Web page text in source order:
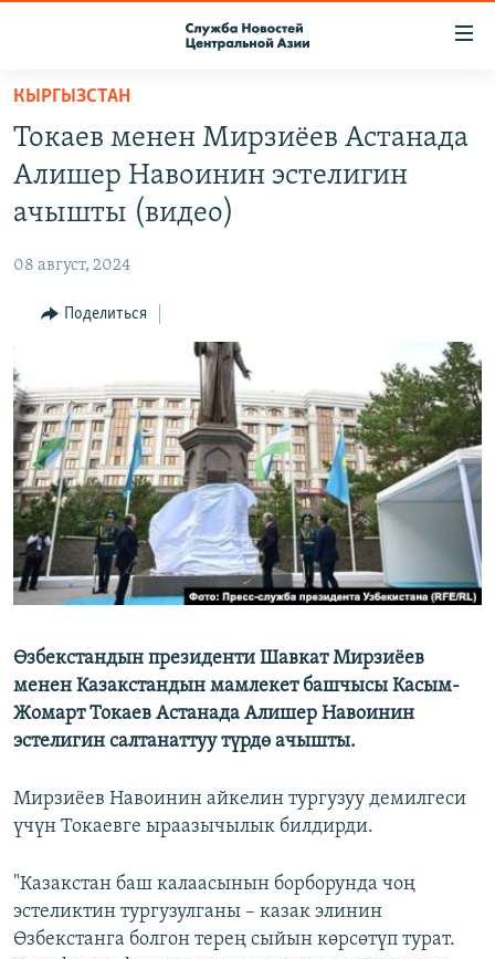
Вернуться
основному
содержанию
главной
навигации
Вернутся
поиску
КОНТАКТЫ
НАСТОЯЩЕЕ ВРЕМЯ
МИГРАНТ МЕДИА
КЫРГЫЗСТАН
Токаев менен Мирзиёев Астанада
Алишер Навоинин эстелигин
ачышты (видео)
08 август, 2024
Поделиться
Өзбекстандын президенти Шавкат Мирзиёев
менен Казакстандын мамлекет башчысы Касым-
Жомарт Токаев Астанада Алишер Навоинин
эстелигин салтанаттуу түрдө ачышты.
Мирзиёев Навоинин айкелин тургузуу демилгеси
үчүн Токаевге ыраазычылык билдирди.
"Казакстан баш калаасынын борборунда чоң
эстеликтин тургузулганы – казак элинин
Өзбекстанга болгон терең сыйын көрсөтүп турат.